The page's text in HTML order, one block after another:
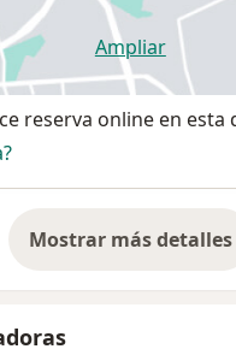
Ampliarse abre en
reserva online en esta
Mostrar más detalles
sobre la